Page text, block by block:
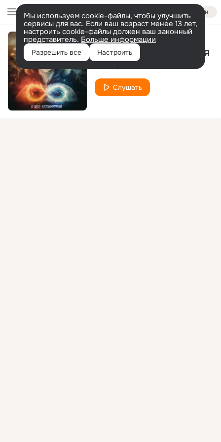
Войти
Мы используем cookie-файлы, чтобы улучшить
сервисы для вас. Если ваш возраст менее 13 лет,
настроить cookie-файлы должен ваш законный
представитель. Больше информации
Разрешить все Настроить
Я погибаю без тебя
Слушать